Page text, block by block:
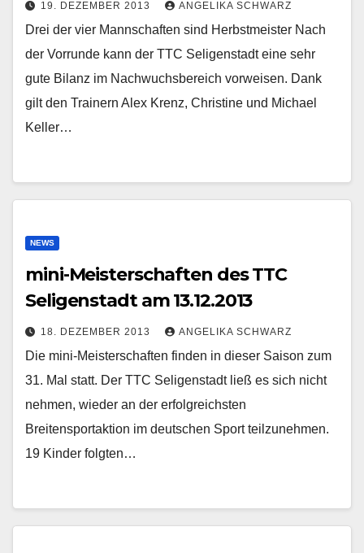
19. DEZEMBER 2013 ANGELIKA SCHWARZ
Drei der vier Mannschaften sind Herbstmeister Nach
der Vorrunde kann der TTC Seligenstadt eine sehr
gute Bilanz im Nachwuchsbereich vorweisen. Dank
gilt den Trainern Alex Krenz, Christine und Michael
Keller…
NEWS
mini-Meisterschaften des TTC
Seligenstadt am 13.12.2013
18. DEZEMBER 2013 ANGELIKA SCHWARZ
Die mini-Meisterschaften finden in dieser Saison zum
31. Mal statt. Der TTC Seligenstadt ließ es sich nicht
nehmen, wieder an der erfolgreichsten
Breitensportaktion im deutschen Sport teilzunehmen.
19 Kinder folgten…